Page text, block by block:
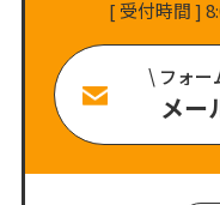
[ 受付時間 ]
\ フォー
メー